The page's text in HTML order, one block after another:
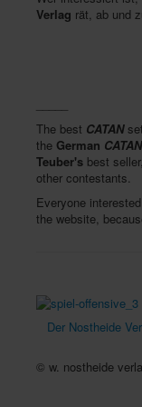
Verlag rät, ab und
The best CATAN
the German CATAN
Teuber's best
other contestants.
Everyone
the website,
Der Nostheide
© w. nostheide